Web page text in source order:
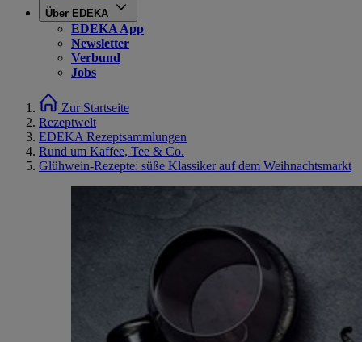
Über EDEKA
EDEKA App
Newsletter
Verbund
Jobs
Zur Startseite
Rezeptwelt
EDEKA Rezeptsammlungen
Rund um Kaffee, Tee & Co.
Glühwein-Rezepte: süße Klassiker auf dem Weihnachtsmarkt